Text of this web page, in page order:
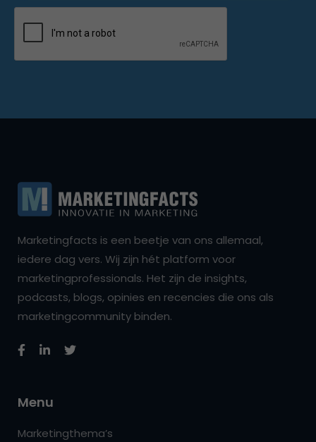
Marketingfacts is een beetje van ons allemaal,
iedere dag vers. Wij zijn hét platform voor
marketingprofessionals. Het zijn de insights,
podcasts, blogs, opinies en recencies die ons als
marketingcommunity binden.
Menu
Marketingthema’s